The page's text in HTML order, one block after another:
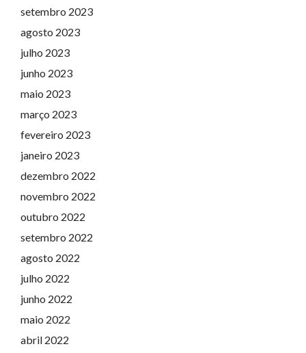
setembro 2023
agosto 2023
julho 2023
junho 2023
maio 2023
março 2023
fevereiro 2023
janeiro 2023
dezembro 2022
novembro 2022
outubro 2022
setembro 2022
agosto 2022
julho 2022
junho 2022
maio 2022
abril 2022